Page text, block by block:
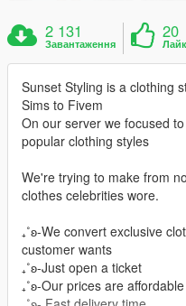
2 131
Завантаження
20
Sunset Styling is a clothing
Sims to Fivem
On our server we focused
popular clothing styles
We're trying to make from
clothes celebrities wore.
₊˚ʚ-We convert exclusive
customer wants
₊˚ʚ-Just open a ticket
₊˚ʚ-Our prices are affordable